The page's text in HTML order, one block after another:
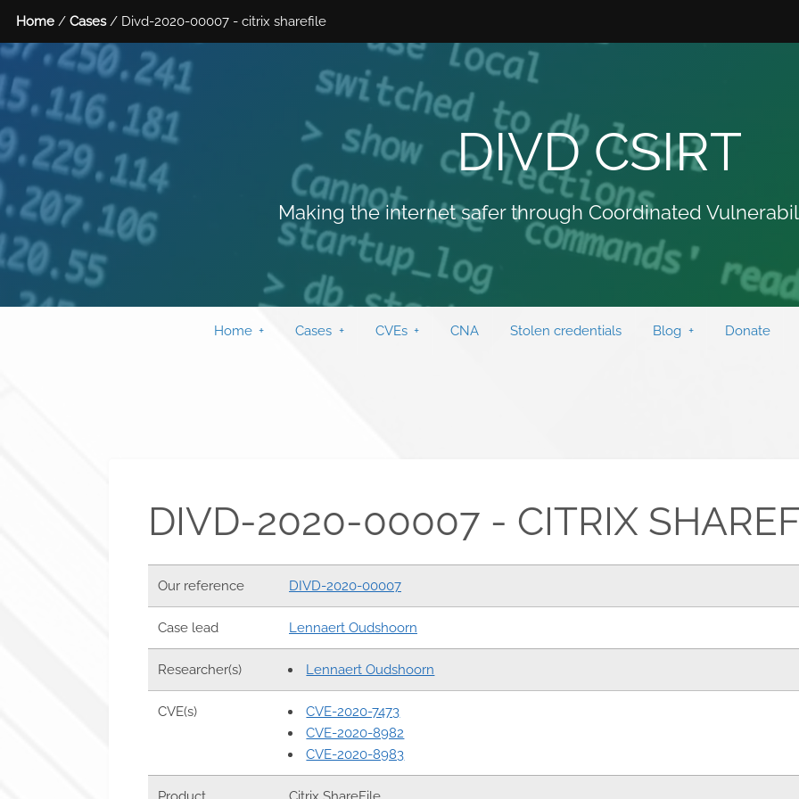
Home /Cases/ Divd-2020-00007 - citrix sharefile
DIVD CSIRT
Making the internet safer through Coordinated
Home Cases CVEs CNA Stolen credentials Blog Donate
DIVD-2020-00007 - CITRIX
Our reference DIVD-2020-00007
Case lead Lennaert Oudshoorn
Researcher(s) Lennaert Oudshoorn
CVE(s)
CVE-2020-7473
CVE-2020-8982
CVE-2020-8983
Product Citrix ShareFile